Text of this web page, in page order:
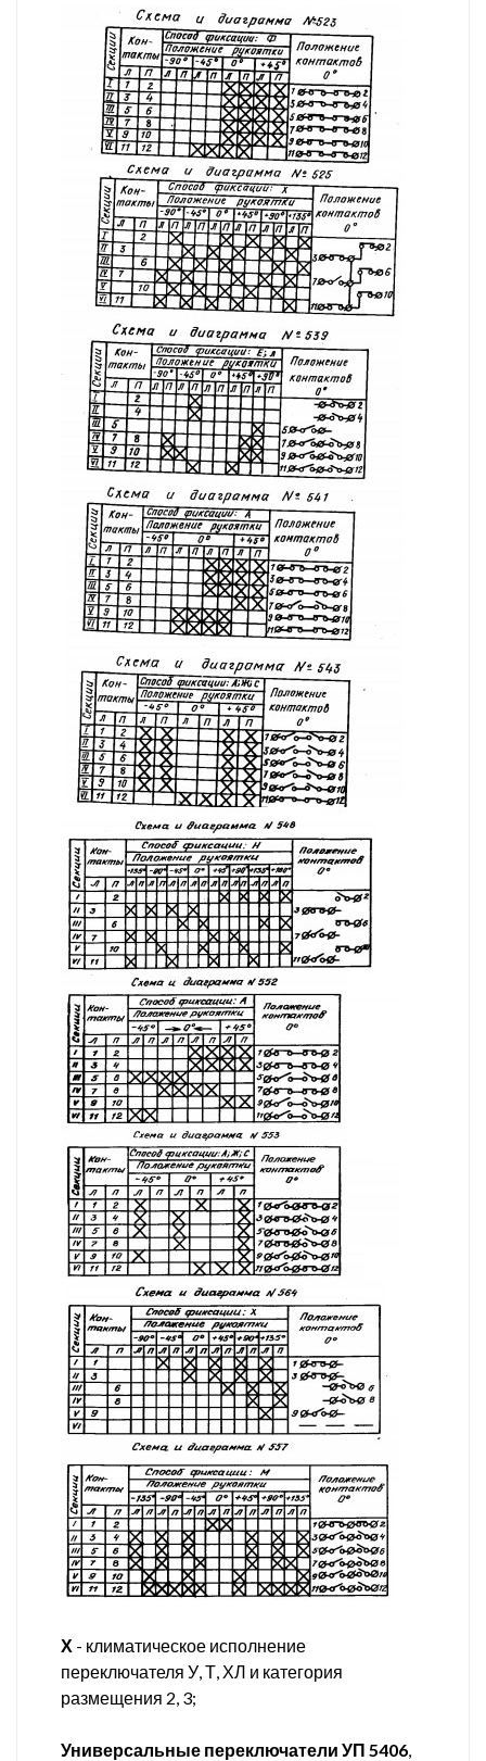
Х - климатическое исполнение
переключателя У, Т, ХЛ и категория
размещения 2, 3;
Универсальные переключатели УП 5406